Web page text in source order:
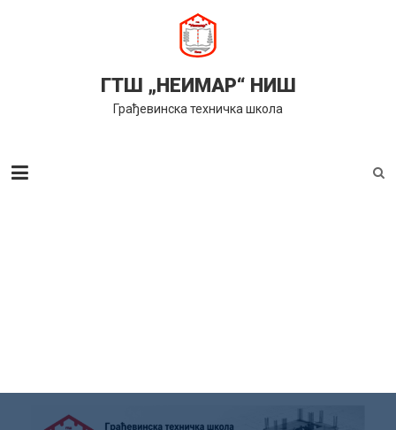
ГТШ „НЕИМАР“ НИШ
Грађевинска техничка школа